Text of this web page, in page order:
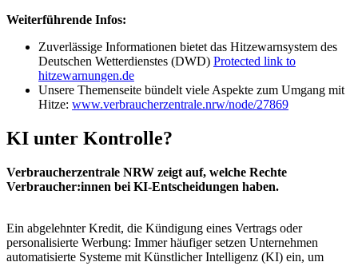
Weiterführende Infos:
Zuverlässige Informationen bietet das Hitzewarnsystem des
Deutschen Wetterdienstes (DWD) Protected link to
hitzewarnungen.de
Unsere Themenseite bündelt viele Aspekte zum Umgang mit
Hitze: www.verbraucherzentrale.nrw/node/27869
KI unter Kontrolle?
Verbraucherzentrale NRW zeigt auf, welche Rechte
Verbraucher:innen bei KI-Entscheidungen haben.
Ein abgelehnter Kredit, die Kündigung eines Vertrags oder
personalisierte Werbung: Immer häufiger setzen Unternehmen
automatisierte Systeme mit Künstlicher Intelligenz (KI) ein, um